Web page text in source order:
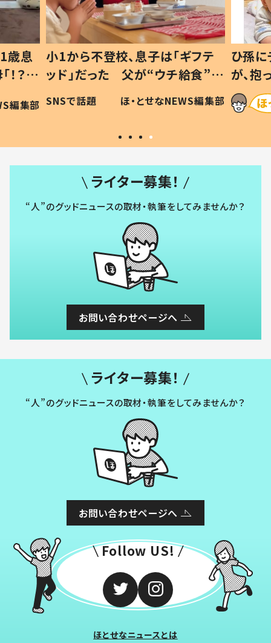
フテ
食”を
編集部
ひ孫にデレデレな80歳じいじ
が、抱っこすると…ひ孫の反応に
「涙が出ました」「可愛くて仕方な
い」
ほ・とせなNEWS編集部
ライター募集！
“人”のグッドニュースの取材・執筆をしてみませんか？
お問い合わせページへ
ライター募集！
“人”のグッドニュースの取材・執筆をしてみませんか？
お問い合わせページへ
Follow US!
ほとせなニュースとは